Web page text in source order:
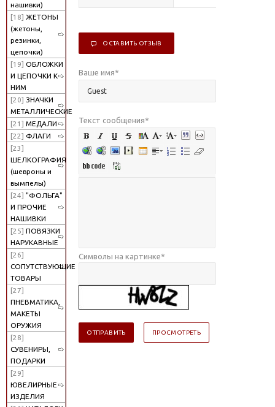
нашивки)
[18] ЖЕТОНЫ
(жетоны,
резинки,
цепочки)
[19] ОБЛОЖКИ
И ЦЕПОЧКИ К
НИМ
[20] ЗНАЧКИ
МЕТАЛЛИЧЕСКИЕ
[21] МЕДАЛИ
[22] ФЛАГИ
[23]
ШЕЛКОГРАФИЯ
(шевроны и
вымпелы)
[24] "ФОЛЬГА"
И ПРОЧИЕ
НАШИВКИ
[25] ПОВЯЗКИ
НАРУКАВНЫЕ
[26]
СОПУТСТВУЮЩИЕ
ТОВАРЫ
[27]
ПНЕВМАТИКА,
МАКЕТЫ
ОРУЖИЯ
[28]
СУВЕНИРЫ,
ПОДАРКИ
[29]
ЮВЕЛИРНЫЕ
ИЗДЕЛИЯ
ОСТАВИТЬ ОТЗЫВ
Ваше имя*
Текст сообщения*
Символы на картинке*